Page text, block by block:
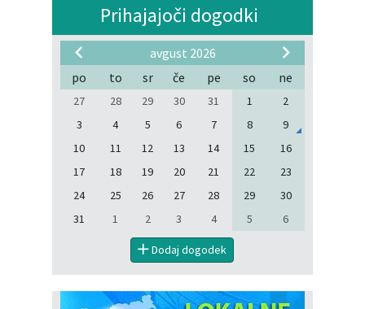
Prihajajoči dogodki
avgust 2026
po
to sr če pe so ne
27 28 29 30 31 1
2
3
4 5 6 7 8
9
10
11 12 13 14 15
16
17
18 19 20 21 22
23
24
25 26 27 28 29
30
31
1 2 3 4 5 6
Dodaj dogodek